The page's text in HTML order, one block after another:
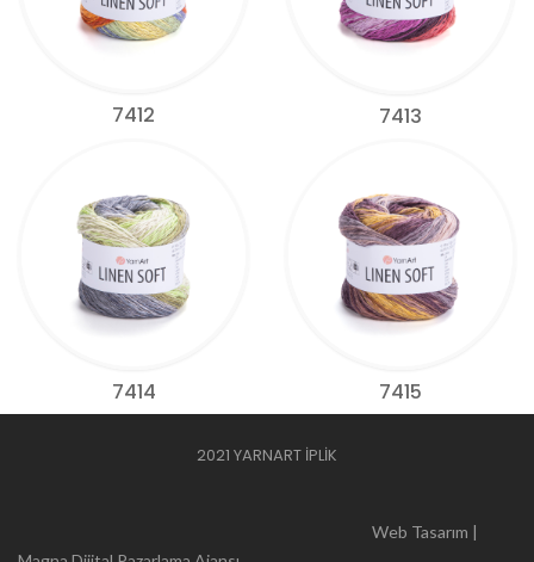
7412 7413
7414 7415
2021 YARNART İPLİK
Web Tasarım |